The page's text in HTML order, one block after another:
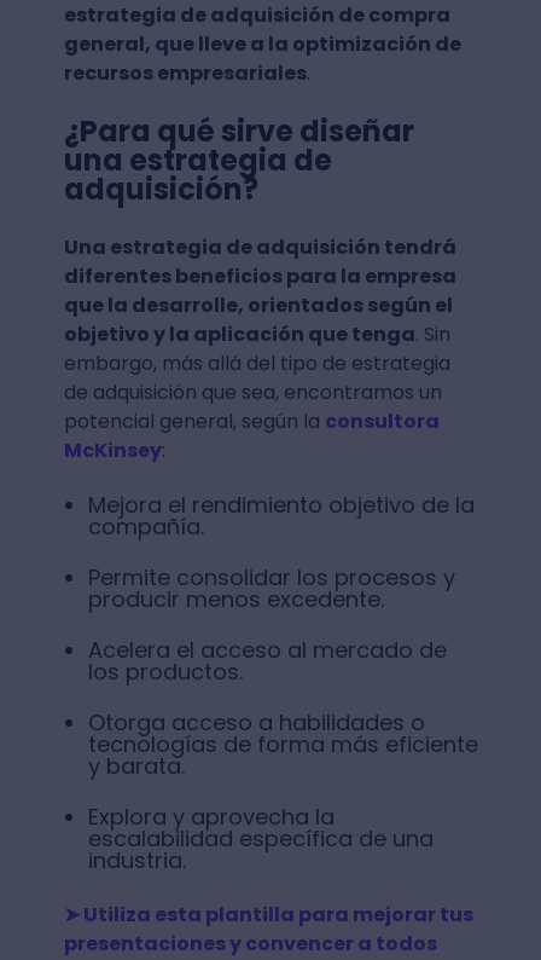
estrategia de adquisición de compra
general, que lleve a la optimización de
recursos empresariales.
¿Para qué sirve diseñar
una estrategia de
adquisición?
Una estrategia de adquisición tendrá
diferentes beneficios para la empresa
que la desarrolle, orientados según el
objetivo y la aplicación que tenga. Sin
embargo, más allá del tipo de estrategia
de adquisición que sea, encontramos un
potencial general, según la consultora
McKinsey:
Mejora el rendimiento objetivo de la
compañía.
Permite consolidar los procesos y
producir menos excedente.
Acelera el acceso al mercado de
los productos.
Otorga acceso a habilidades o
tecnologías de forma más eficiente
y barata.
Explora y aprovecha la
escalabilidad específica de una
industria.
➤ Utiliza esta plantilla para mejorar tus
presentaciones y convencer a todos